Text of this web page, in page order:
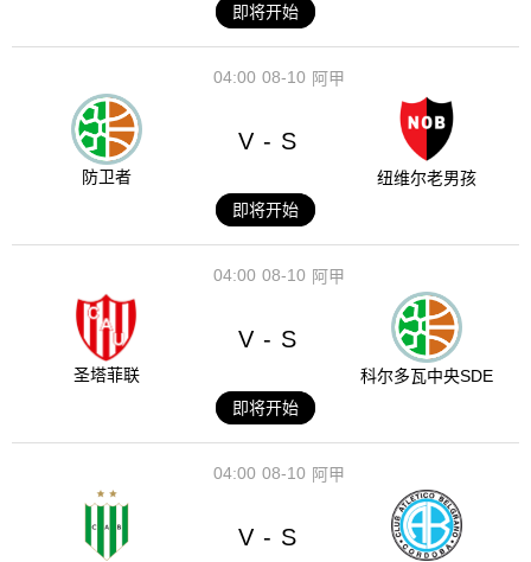
即将开始
08-10
04:00 阿甲
防卫者
V - S
纽维尔老男孩
即将开始
08-10
04:00 阿甲
圣塔菲联
V - S
科尔多瓦中央SDE
即将开始
08-10
04:00 阿甲
V - S